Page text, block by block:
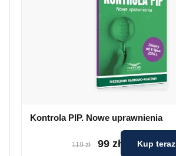
Kontrola PIP. Nowe uprawnienia
119 zł 99 zł Kup teraz